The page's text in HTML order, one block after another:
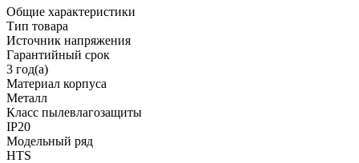
Общие характеристики
Тип товара
Источник напряжения
Гарантийный срок
3 год(а)
Материал корпуса
Металл
Класс пылевлагозащиты
IP20
Модельный ряд
HTS